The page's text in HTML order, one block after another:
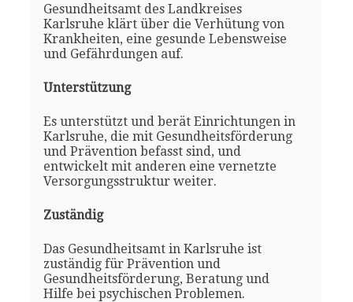
Gesundheitsamt des Landkreises
Karlsruhe klärt über die Verhütung von
Krankheiten, eine gesunde Lebensweise
und Gefährdungen auf.
Unterstützung
Es unterstützt und berät Einrichtungen in
Karlsruhe, die mit Gesundheitsförderung
und Prävention befasst sind, und
entwickelt mit anderen eine vernetzte
Versorgungsstruktur weiter.
Zuständig
Das Gesundheitsamt in Karlsruhe ist
zuständig für Prävention und
Gesundheitsförderung, Beratung und
Hilfe bei psychischen Problemen.